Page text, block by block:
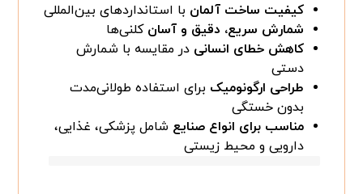
کیفیت ساخت آلمان با استانداردهای بین‌المللی
شمارش سریع، دقیق و آسان کلنی‌ها
کاهش خطای انسانی در مقایسه با شمارش
دستی
طراحی ارگونومیک برای استفاده طولانی‌مدت
بدون خستگی
مناسب برای انواع صنایع شامل پزشکی، غذایی،
دارویی و محیط زیستی